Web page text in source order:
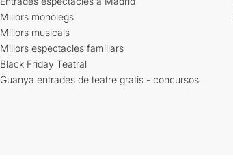
Millors monòlegs
Millors musicals
Millors espectacles familiars
Black Friday Teatral
Guanya entrades de teatre gratis - concursos